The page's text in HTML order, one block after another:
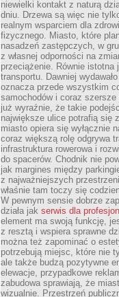
niewielki kontakt z naturą
dniu. Drzewa są więc nie
realnym wsparciem dla
fizycznego. Miasto, które
nasadzeń zastępczych, w
z własnej odporności na
przeciążenie. Równie istotna
transportu. Dawniej
oznacza przede wszystkim
samochodów i coraz
już wyraźnie, że takie
największe ulice potrafią się
miasto opiera się wyłącznie
coraz większą rolę odgrywa
infrastruktura rowerowa i
do spacerów. Chodnik nie
jak margines między
z najważniejszych
właśnie tam toczy się
W pewnym sensie dobrze
działa jak serwis dla
element ma swoją funkcję,
z resztą i wspiera sprawne
można też zapominać o
potrzebują miejsc, które nie
ale także budzą pozytywne
elewacje, przypadkowe
zabudowa sprawiają, że
wizualnie. Przestrzeń